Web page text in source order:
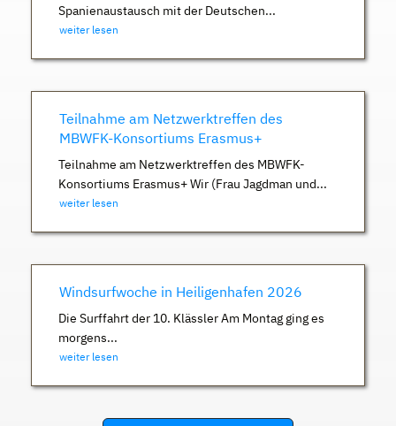
Spanienaustausch mit der Deutschen...
weiter lesen
Teilnahme am Netzwerktreffen des
MBWFK-Konsortiums Erasmus+
Teilnahme am Netzwerktreffen des MBWFK-
Konsortiums Erasmus+ Wir (Frau Jagdman und...
weiter lesen
Windsurfwoche in Heiligenhafen 2026
Die Surffahrt der 10. Klässler Am Montag ging es
morgens...
weiter lesen